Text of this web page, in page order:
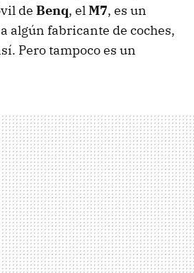
de Benq, elM7, es un
algún fabricante de coches,
Pero tampoco es un